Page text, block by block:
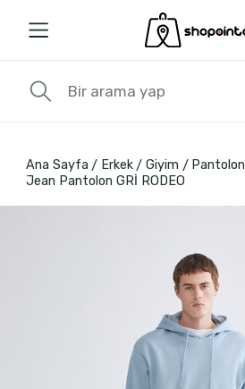
Ana Sayfa Erkek Giyim
Pantolon
Jean Pantolon GRİ RODEO